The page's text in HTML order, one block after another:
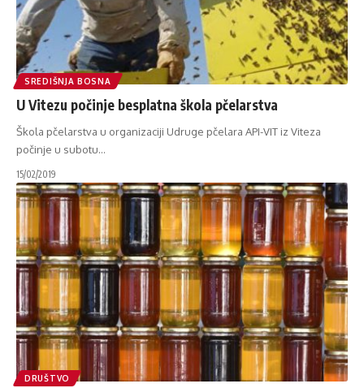
SREDIŠNJA BOSNA
U Vitezu počinje besplatna škola pčelarstva
Škola pčelarstva u organizaciji Udruge pčelara API-VIT iz Viteza
počinje u subotu…
15/02/2019
DRUŠTVO